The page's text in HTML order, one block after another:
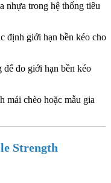
nhựa trong hệ thống tiêu
định giới hạn bền kéo cho
để đo giới hạn bền kéo
mái chèo hoặc mẫu gia
Strength